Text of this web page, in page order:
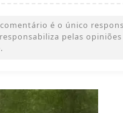
é o único
pelas